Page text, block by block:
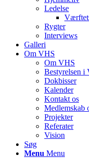
Ledelse
Rygter
Interviews
Galleri
Om VHS
Om VHS
Bestyrelsen i
Dokbisser
Kalender
Kontakt os
Medlemskab
Projekter
Referater
Vision
Søg
Menu Menu